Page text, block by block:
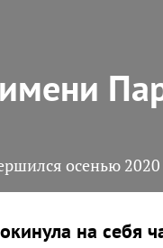
осенью 2020
на себя